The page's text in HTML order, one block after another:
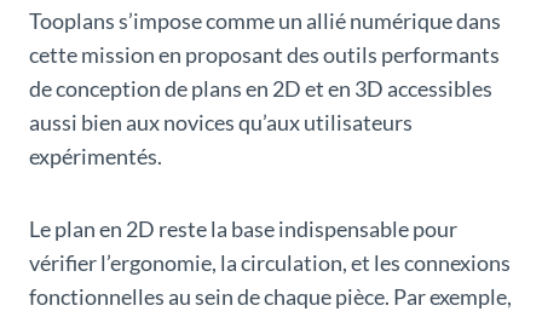
Tooplans s’impose comme un allié numérique dans
cette mission en proposant des outils performants
de conception de plans en 2D et en 3D accessibles
aussi bien aux novices qu’aux utilisateurs
expérimentés.
Le plan en 2D reste la base indispensable pour
vérifier l’ergonomie, la circulation, et les connexions
fonctionnelles au sein de chaque pièce. Par exemple,